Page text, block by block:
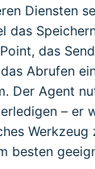
Diensten
das
das
Abrufen
Der Agent
– er
Werkzeug
besten